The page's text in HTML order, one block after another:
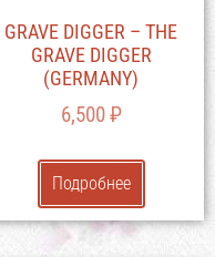
GRAVE DIGGER – THE
GRAVE DIGGER
(GERMANY)
6,500₽
Подробнее